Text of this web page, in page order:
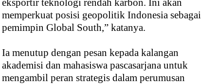
eksportir teknologi rendah karbon. Ini akan
memperkuat posisi geopolitik Indonesia sebagai
pemimpin Global South,” katanya.
Ia menutup dengan pesan kepada kalangan
akademisi dan mahasiswa pascasarjana untuk
mengambil peran strategis dalam perumusan